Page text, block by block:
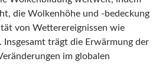
die Wolkenhöhe und -bedeckung
von Wetterereignissen wie
trägt die Erwärmung der
im globalen